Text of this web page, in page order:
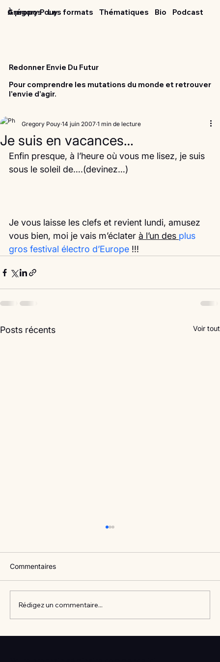
Grégory Pouy
À propos Les formats Thématiques Podcast
Bio
Redonner Envie Du Futur
Pour comprendre les mutations du monde et retrouver
l'envie d’agir.
Je suis en vacances…
Gregory Pouy 14 juin 2007 1 min de lecture
Enfin presque, à l’heure où vous me lisez, je suis
sous le soleil de….(devinez…)
Je vous laisse les clefs et revient lundi, amusez
vous bien, moi je vais m’éclater à l’un des plus
gros festival électro d’Europe !!!
Posts récents Voir tout
Commentaires
Rédigez un commentaire...